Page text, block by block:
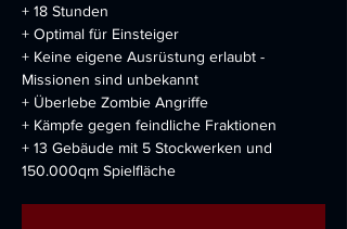
+ 18 Stunden
+ Optimal für Einsteiger
+ Keine eigene Ausrüstung erlaubt -
Missionen sind unbekannt
+ Überlebe Zombie Angriffe
+ Kämpfe gegen feindliche Fraktionen
+ 13 Gebäude mit 5 Stockwerken und
150.000qm Spielfläche